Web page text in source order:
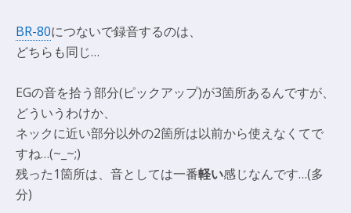
BR-80につないで録音するのは、
どちらも同じ…
EGの音を拾う部分(ピックアップ)が3箇所あるんですが、
どういうわけか、
ネックに近い部分以外の2箇所は以前から使えなくてで
すね…(~_~;)
残った1箇所は、音としては一番軽い感じなんです…(多
分)